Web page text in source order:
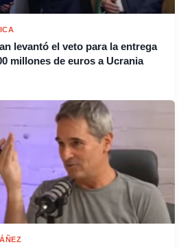
levantó el veto para la entrega
millones de euros a Ucrania